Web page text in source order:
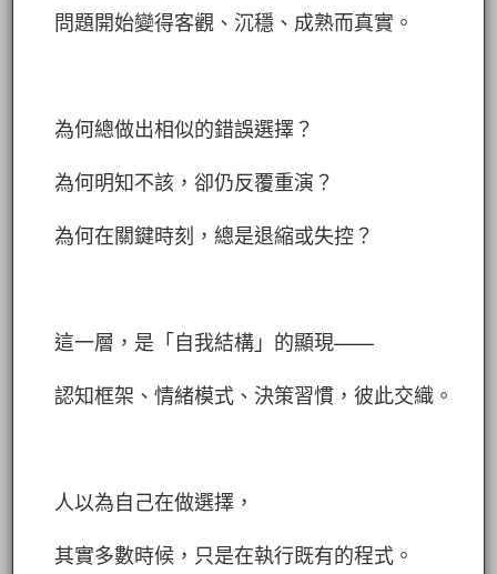
問題開始變得客觀、沉穩、成熟而真實。
為何總做出相似的錯誤選擇？
為何明知不該，卻仍反覆重演？
為何在關鍵時刻，總是退縮或失控？
這一層，是「自我結構」的顯現——
認知框架、情緒模式、決策習慣，彼此交織。
人以為自己在做選擇，
其實多數時候，只是在執行既有的程式。